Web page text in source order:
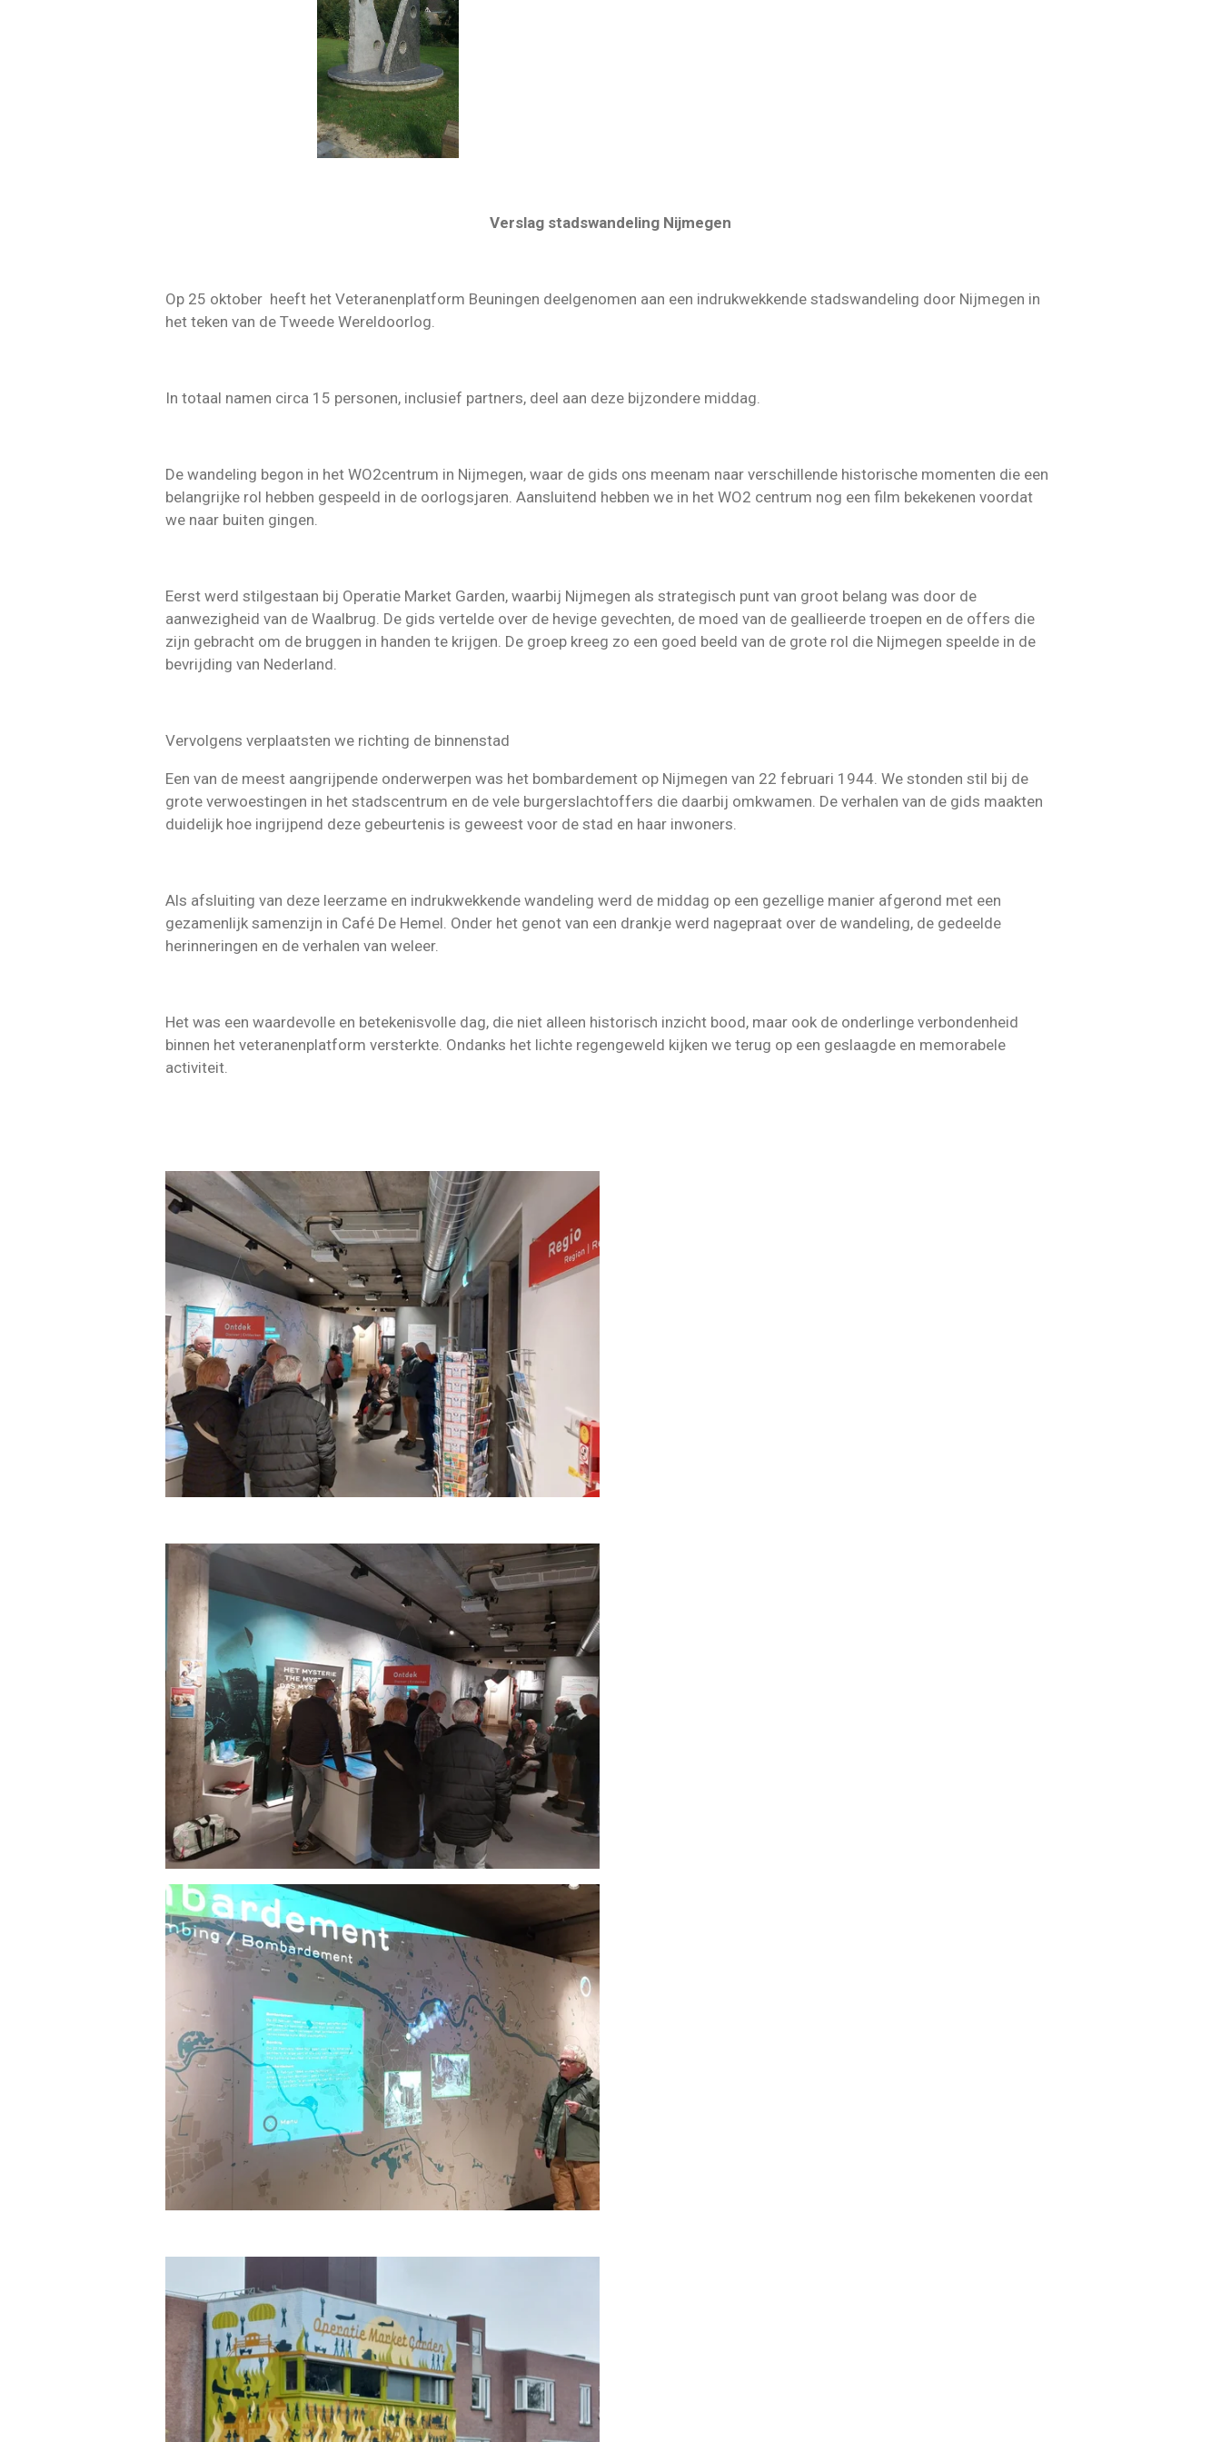
Verslag stadswandeling Nijmegen
Op 25 oktober heeft het Veteranenplatform Beuningen deelgenomen aan een indrukwekkende stadswandeling door Nijmegen in
het teken van de Tweede Wereldoorlog.
In totaal namen circa 15 personen, inclusief partners, deel aan deze bijzondere middag.
De wandeling begon in het WO2centrum in Nijmegen, waar de gids ons meenam naar verschillende historische momenten die een
belangrijke rol hebben gespeeld in de oorlogsjaren. Aansluitend hebben we in het WO2 centrum nog een film bekekenen voordat
we naar buiten gingen.
Eerst werd stilgestaan bij Operatie Market Garden, waarbij Nijmegen als strategisch punt van groot belang was door de
aanwezigheid van de Waalbrug. De gids vertelde over de hevige gevechten, de moed van de geallieerde troepen en de offers die
zijn gebracht om de bruggen in handen te krijgen. De groep kreeg zo een goed beeld van de grote rol die Nijmegen speelde in de
bevrijding van Nederland.
Vervolgens verplaatsten we richting de binnenstad
Een van de meest aangrijpende onderwerpen was het bombardement op Nijmegen van 22 februari 1944. We stonden stil bij de
grote verwoestingen in het stadscentrum en de vele burgerslachtoffers die daarbij omkwamen. De verhalen van de gids maakten
duidelijk hoe ingrijpend deze gebeurtenis is geweest voor de stad en haar inwoners.
Als afsluiting van deze leerzame en indrukwekkende wandeling werd de middag op een gezellige manier afgerond met een
gezamenlijk samenzijn in Café De Hemel. Onder het genot van een drankje werd nagepraat over de wandeling, de gedeelde
herinneringen en de verhalen van weleer.
Het was een waardevolle en betekenisvolle dag, die niet alleen historisch inzicht bood, maar ook de onderlinge verbondenheid
binnen het veteranenplatform versterkte. Ondanks het lichte regengeweld kijken we terug op een geslaagde en memorabele
activiteit.